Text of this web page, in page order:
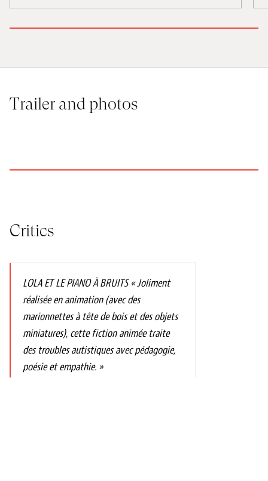
Trailer and photos
Critics
LOLA ET LE PIANO À BRUITS « Joliment
réalisée en animation (avec des
marionnettes à tête de bois et des objets
miniatures), cette fiction animée traite
des troubles autistiques avec pédagogie,
poésie et empathie. »